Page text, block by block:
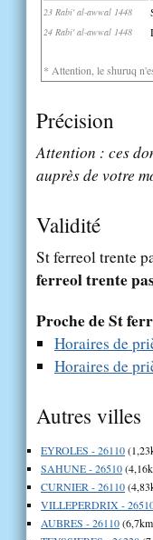
23 Rabi' al-awwal 1448
24 Rabi' al-awwal 1448
* Attention, le shuruq
Précision
Attention : ces
auprès de votre
Validité
St ferreol trente
ferreol trente
Proche de St
Horaires de
Horaires de
Autres villes
EYROLES - 26110
SAHUNE - 26510
CURNIER - 26110
VILLEPERDRIX -
AUBRES - 26110